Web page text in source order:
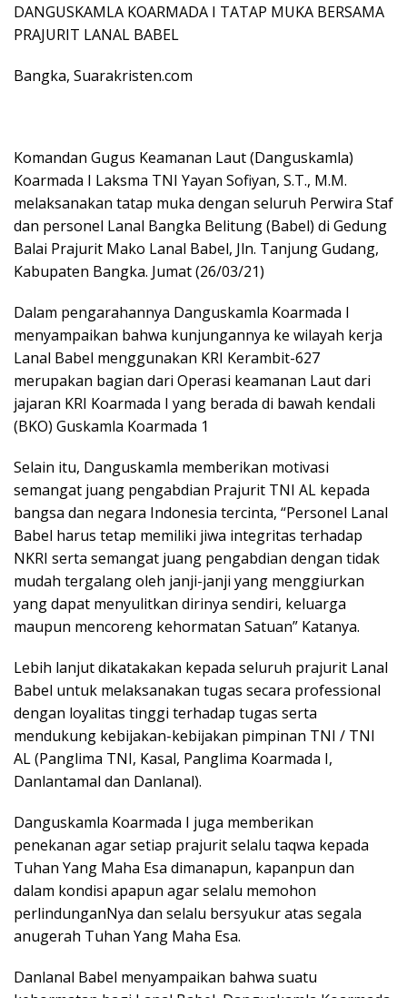
DANGUSKAMLA KOARMADA I TATAP MUKA BERSAMA
PRAJURIT LANAL BABEL
Bangka, Suarakristen.com
Komandan Gugus Keamanan Laut (Danguskamla)
Koarmada I Laksma TNI Yayan Sofiyan, S.T., M.M.
melaksanakan tatap muka dengan seluruh Perwira Staf
dan personel Lanal Bangka Belitung (Babel) di Gedung
Balai Prajurit Mako Lanal Babel, Jln. Tanjung Gudang,
Kabupaten Bangka. Jumat (26/03/21)
Dalam pengarahannya Danguskamla Koarmada I
menyampaikan bahwa kunjungannya ke wilayah kerja
Lanal Babel menggunakan KRI Kerambit-627
merupakan bagian dari Operasi keamanan Laut dari
jajaran KRI Koarmada I yang berada di bawah kendali
(BKO) Guskamla Koarmada 1
Selain itu, Danguskamla memberikan motivasi
semangat juang pengabdian Prajurit TNI AL kepada
bangsa dan negara Indonesia tercinta, “Personel Lanal
Babel harus tetap memiliki jiwa integritas terhadap
NKRI serta semangat juang pengabdian dengan tidak
mudah tergalang oleh janji-janji yang menggiurkan
yang dapat menyulitkan dirinya sendiri, keluarga
maupun mencoreng kehormatan Satuan” Katanya.
Lebih lanjut dikatakakan kepada seluruh prajurit Lanal
Babel untuk melaksanakan tugas secara professional
dengan loyalitas tinggi terhadap tugas serta
mendukung kebijakan-kebijakan pimpinan TNI / TNI
AL (Panglima TNI, Kasal, Panglima Koarmada I,
Danlantamal dan Danlanal).
Danguskamla Koarmada I juga memberikan
penekanan agar setiap prajurit selalu taqwa kepada
Tuhan Yang Maha Esa dimanapun, kapanpun dan
dalam kondisi apapun agar selalu memohon
perlindunganNya dan selalu bersyukur atas segala
anugerah Tuhan Yang Maha Esa.
Danlanal Babel menyampaikan bahwa suatu